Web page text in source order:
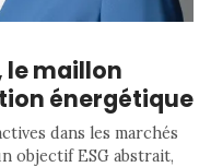
le maillon
énergétique
dans les marchés
objectif ESG abstrait,